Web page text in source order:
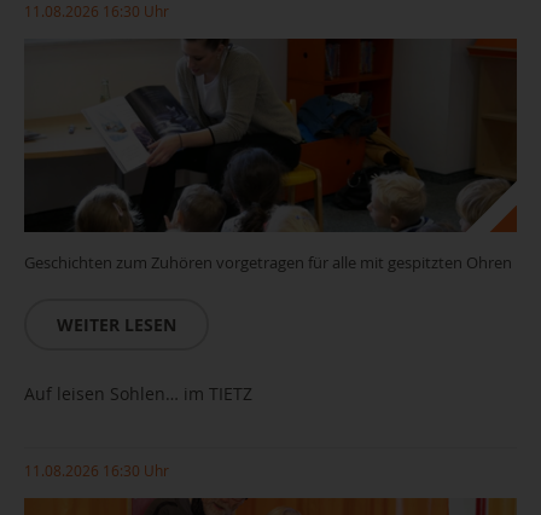
11.08.2026 16:30 Uhr
Geschichten zum Zuhören vorgetragen für alle mit gespitzten Ohren
WEITER LESEN
Auf leisen Sohlen… im TIETZ
11.08.2026 16:30 Uhr